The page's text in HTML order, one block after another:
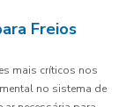
Freios
mais críticos nos
no sistema de